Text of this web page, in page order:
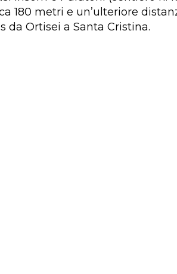
180 metri e un’ulteriore
da Ortisei a Santa Cristina.